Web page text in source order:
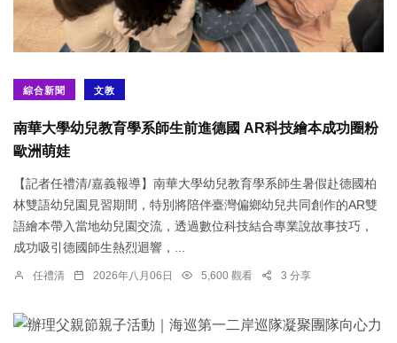
綜合新聞 文教
南華大學幼兒教育學系師生前進德國 AR科技繪本成功圈粉
歐洲萌娃
【記者任禮清/嘉義報導】南華大學幼兒教育學系師生暑假赴德國柏
林雙語幼兒園見習期間，特別將陪伴臺灣偏鄉幼兒共同創作的AR雙
語繪本帶入當地幼兒園交流，透過數位科技結合專業說故事技巧，
成功吸引德國師生熱烈迴響，...
任禮清 2026年八月06日 5,600 觀看 3 分享